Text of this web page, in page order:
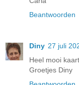
Beantwoorden
Diny 27 juli
Heel mooi
Groetjes Diny